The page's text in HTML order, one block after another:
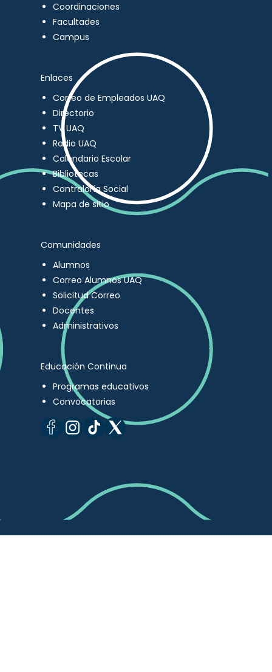
Coordinaciones
Facultades
Campus
Enlaces
Correo de Empleados UAQ
Directorio
TV UAQ
Radio UAQ
Calendario Escolar
Bibliotecas
Contraloría Social
Mapa de sitio
Comunidades
Alumnos
Correo Alumnos UAQ
Solicitud Correo
Docentes
Administrativos
Educación Continua
Programas educativos
Convocatorias